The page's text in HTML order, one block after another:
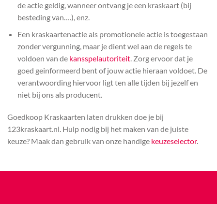
de actie geldig, wanneer ontvang je een kraskaart (bij
besteding van….), enz.
Een kraskaartenactie als promotionele actie is toegestaan
zonder vergunning, maar je dient wel aan de regels te
voldoen van de kansspelautoriteit. Zorg ervoor dat je
goed geinformeerd bent of jouw actie hieraan voldoet. De
verantwoording hiervoor ligt ten alle tijden bij jezelf en
niet bij ons als producent.
Goedkoop Kraskaarten laten drukken doe je bij
123kraskaart.nl. Hulp nodig bij het maken van de juiste
keuze? Maak dan gebruik van onze handige keuzeselector.